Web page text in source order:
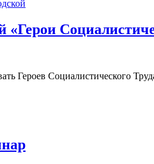
Героев Социалистического